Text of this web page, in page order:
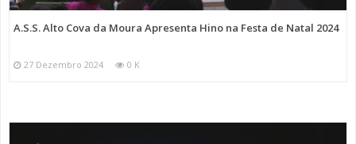
A.S.S. Alto Cova da Moura Apresenta Hino na Festa de Natal 2024
27 Dezembro 2024 0 K